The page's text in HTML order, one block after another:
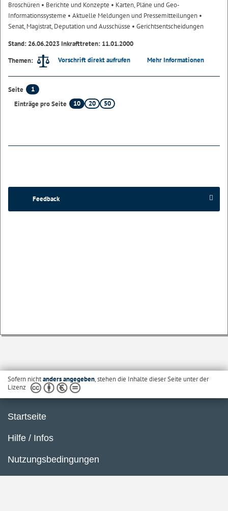
Broschüren • Berichte und Konzepte • Karten, Pläne und Geo-
Informationssysteme • Aktuelle Meldungen und Pressemitteilungen •
Senat, Magistrat, Deputation und Ausschüsse • Gerichtsentscheidungen
Stand: 26.06.2023 Inkrafttreten: 11.01.2000
Themen:
Vorschrift direkt aufrufen Mehr Informationen
Seite
1
Einträge pro Seite
10 20 50
Feedback
Sofern nichtanders angegeben, stehen die Inhalte dieser Seite unter der
Lizenz
Startseite
Hilfe / Infos
Nutzungsbedingungen